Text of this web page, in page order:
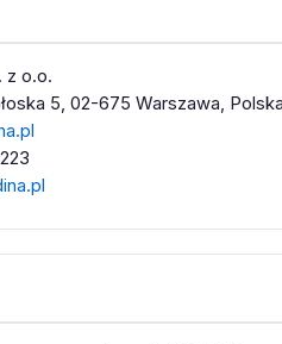
z o.o.
5, 02-675 Warszawa,